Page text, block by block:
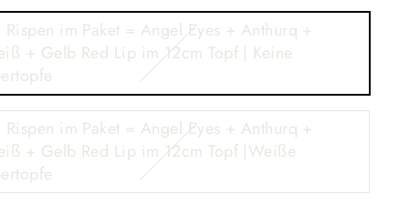
im Paket = Angel Eyes + Anthurq +
+ Gelb Red Lip im 12cm Topf | Keine
im Paket = Angel Eyes + Anthurq +
+ Gelb Red Lip im 12cm Topf |Weiße